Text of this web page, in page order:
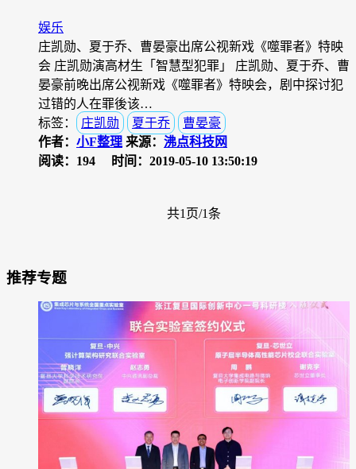
娱乐
庄凯勋、夏于乔、曹晏豪出席公视新戏《噬罪者》特映
会 庄凯勋演高材生「智慧型犯罪」 庄凯勋、夏于乔、曹
晏豪前晚出席公视新戏《噬罪者》特映会，剧中探讨犯
过错的人在罪後该…
标签：
庄凯勋 夏于乔
曹晏豪
作者： 小F整理 来源： 沸点科技网
阅读：194
时间：2019-05-10 13:50:19
共1页/1条
推荐专题